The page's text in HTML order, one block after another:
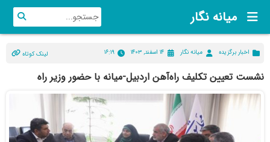
میانه نگار
اخبار برگزیده میانه نگار ۱۴ اسفند, ۱۴۰۳ ۱۶:۱۹ لینک کوتاه
نشست تعیین تکلیف راه‌آهن اردبیل-میانه با حضور وزیر راه